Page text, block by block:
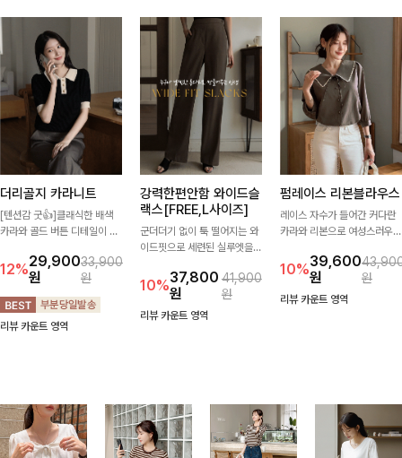
더리골지 카라니트
[텐션감 굿👍]클래식한 배색
카라와 골드 버튼 디테일이 세
입니다. 세로 골지 짜임이 슬림
한 실루엣을 연출해 단정하면
서도 여성스러운 무드를 완성
해드려요.
12%29,900
원
33,900
원
리뷰 카운트 영역
강력한편안함 와이드슬
랙스[FREE,L사이즈]
군더더기 없이 툭 떨어지는 와
이드핏으로 세련된 실루엣을
끔한 디자인과 롱한 기장감으
로 다리가 길어 보이고 뒷밴딩
으로 편안하기까지-
10%37,800
원
41,900
원
리뷰 카운트 영역
펌레이스 리본블라우스
레이스 자수가 들어간 커다란
카라와 리본으로 여성스러우면
껴지는 블라우스에요🤎
10%39,600
원
원
리뷰 카운트 영역